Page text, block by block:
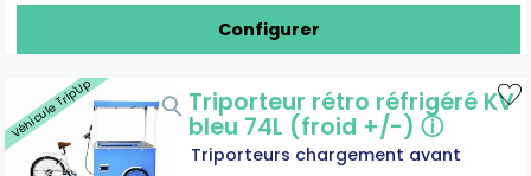
Configurer
Véhicule Trip'Up Triporteur rétro réfrigéré KV
bleu 74L (froid +/-) ⓘ
Triporteurs chargement avant